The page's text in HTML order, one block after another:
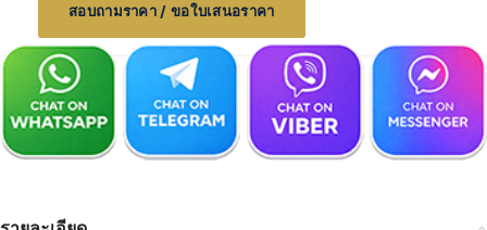
สอบถามราคา / ขอใบเสนอราคา